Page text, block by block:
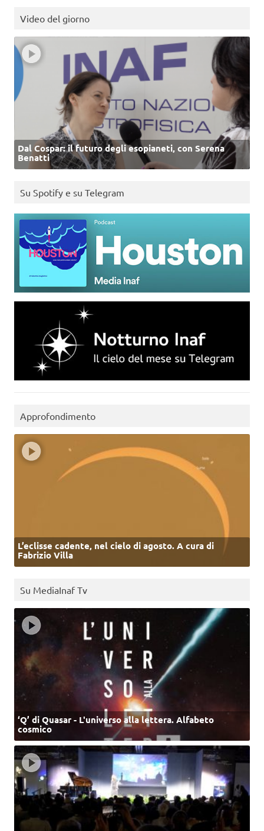
Video del giorno
Dal Cospar: il futuro degli esopianeti, con Serena
Benatti
Su Spotify e su Telegram
Approfondimento
L’eclisse cadente, nel cielo di agosto. A cura di
Fabrizio Villa
Su MediaInaf Tv
‘Q’ di Quasar - L'universo alla lettera. Alfabeto
cosmico